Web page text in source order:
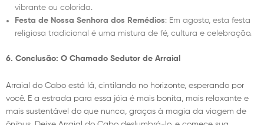
vibrante ou colorida.
Festa de Nossa Senhora dos Remédios: Em agosto, esta festa
religiosa tradicional é uma mistura de fé, cultura e celebração.
6. Conclusão: O Chamado Sedutor de Arraial
Arraial do Cabo está lá, cintilando no horizonte, esperando por
você. E a estrada para essa jóia é mais bonita, mais relaxante e
mais sustentável do que nunca, graças à magia da viagem de